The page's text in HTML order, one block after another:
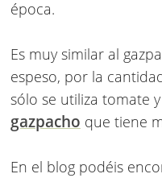
época.
Es muy similar al
espeso, por la
sólo se utiliza tomate
gazpacho que tiene
En el blog podéis